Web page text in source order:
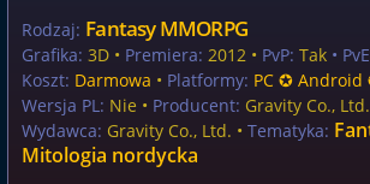
Rodzaj: Fantasy MMORPG
Grafika: 3D • Premiera: 2012 • PvP: Tak •
Koszt: Darmowa • Platformy: PC ✪ Android
Wersja PL: Nie • Producent: Gravity Co., Ltd.
Wydawca: Gravity Co., Ltd. •Tematyka:
Mitologia nordycka